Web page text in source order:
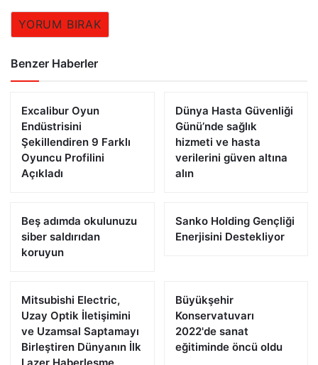
YORUM BIRAK
Benzer Haberler
Excalibur Oyun
Endüstrisini
Şekillendiren 9 Farklı
Oyuncu Profilini
Açıkladı
Dünya Hasta Güvenliği
Günü’nde sağlık
hizmeti ve hasta
verilerini güven altına
alın
Beş adımda okulunuzu
siber saldırıdan
koruyun
Sanko Holding Gençliği
Enerjisini Destekliyor
Mitsubishi Electric,
Uzay Optik İletişimini
ve Uzamsal Saptamayı
Birleştiren Dünyanın İlk
Büyükşehir
Konservatuvarı
2022'de sanat
eğitiminde öncü oldu